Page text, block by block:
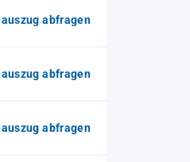
abfragen
abfragen
abfragen